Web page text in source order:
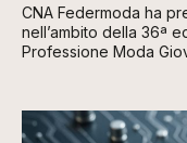
CNA Federmoda ha
nell’ambito della 36ª
Professione Moda